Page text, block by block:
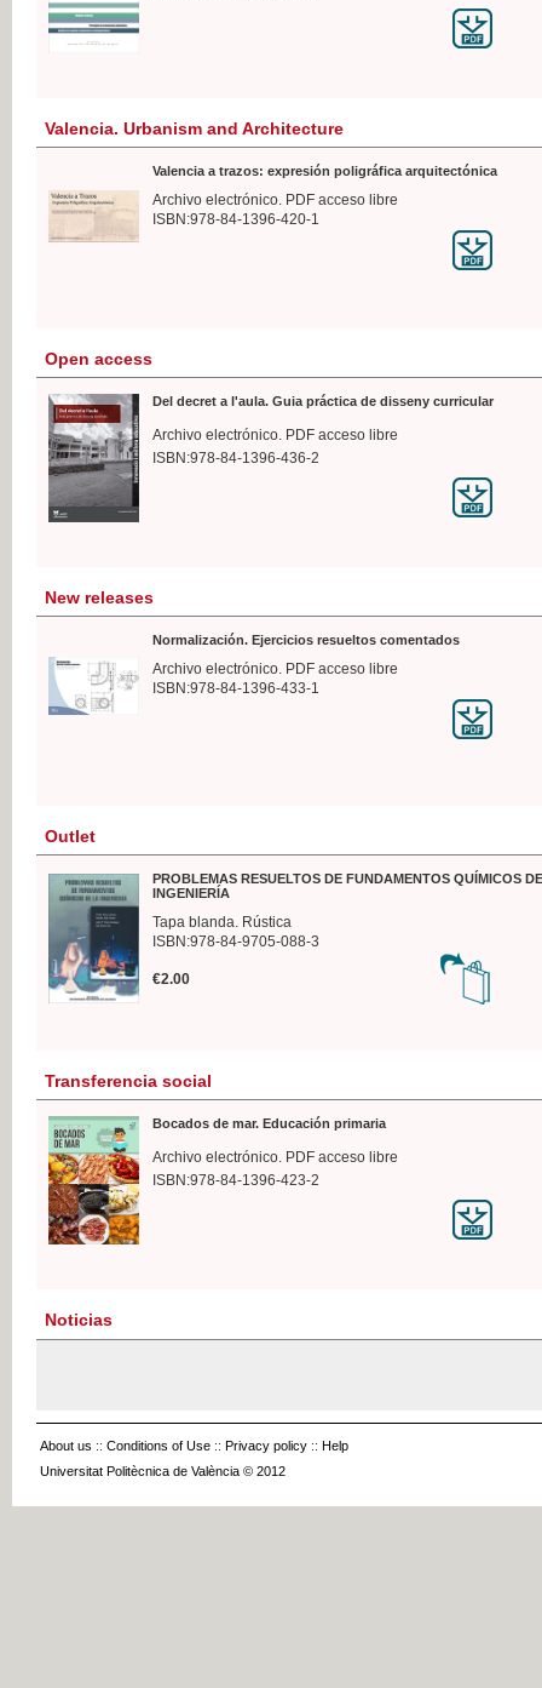
Valencia. Urbanism and Architecture
Valencia a trazos: expresión poligráfica arquitectónica
Archivo electrónico. PDF acceso libre
ISBN:978-84-1396-420-1
Open access
Del decret a l'aula. Guia práctica de disseny curricular
Archivo electrónico. PDF acceso libre
ISBN:978-84-1396-436-2
New releases
Normalización. Ejercicios resueltos comentados
Archivo electrónico. PDF acceso libre
ISBN:978-84-1396-433-1
Outlet
PROBLEMAS RESUELTOS DE FUNDAMENTOS QUÍMICOS
INGENIERÍA
Tapa blanda. Rústica
ISBN:978-84-9705-088-3
€2.00
Transferencia social
Bocados de mar. Educación primaria
Archivo electrónico. PDF acceso libre
ISBN:978-84-1396-423-2
Noticias
About us :: Conditions of Use :: Privacy policy :: Help
Universitat Politècnica de València © 2012